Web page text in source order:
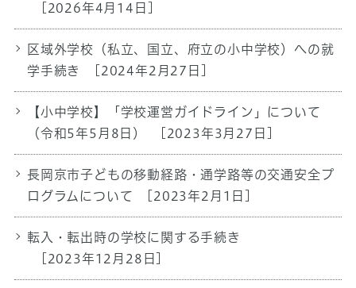
[2026年4月14日]
区域外学校（私立、国立、府立の小中学校）への就
学手続き
[2024年2月27日]
【小中学校】「学校運営ガイドライン」について
（令和5年5月8日）
[2023年3月27日]
長岡京市子どもの移動経路・通学路等の交通安全プ
ログラムについて
[2023年2月1日]
転入・転出時の学校に関する手続き
[2023年12月28日]